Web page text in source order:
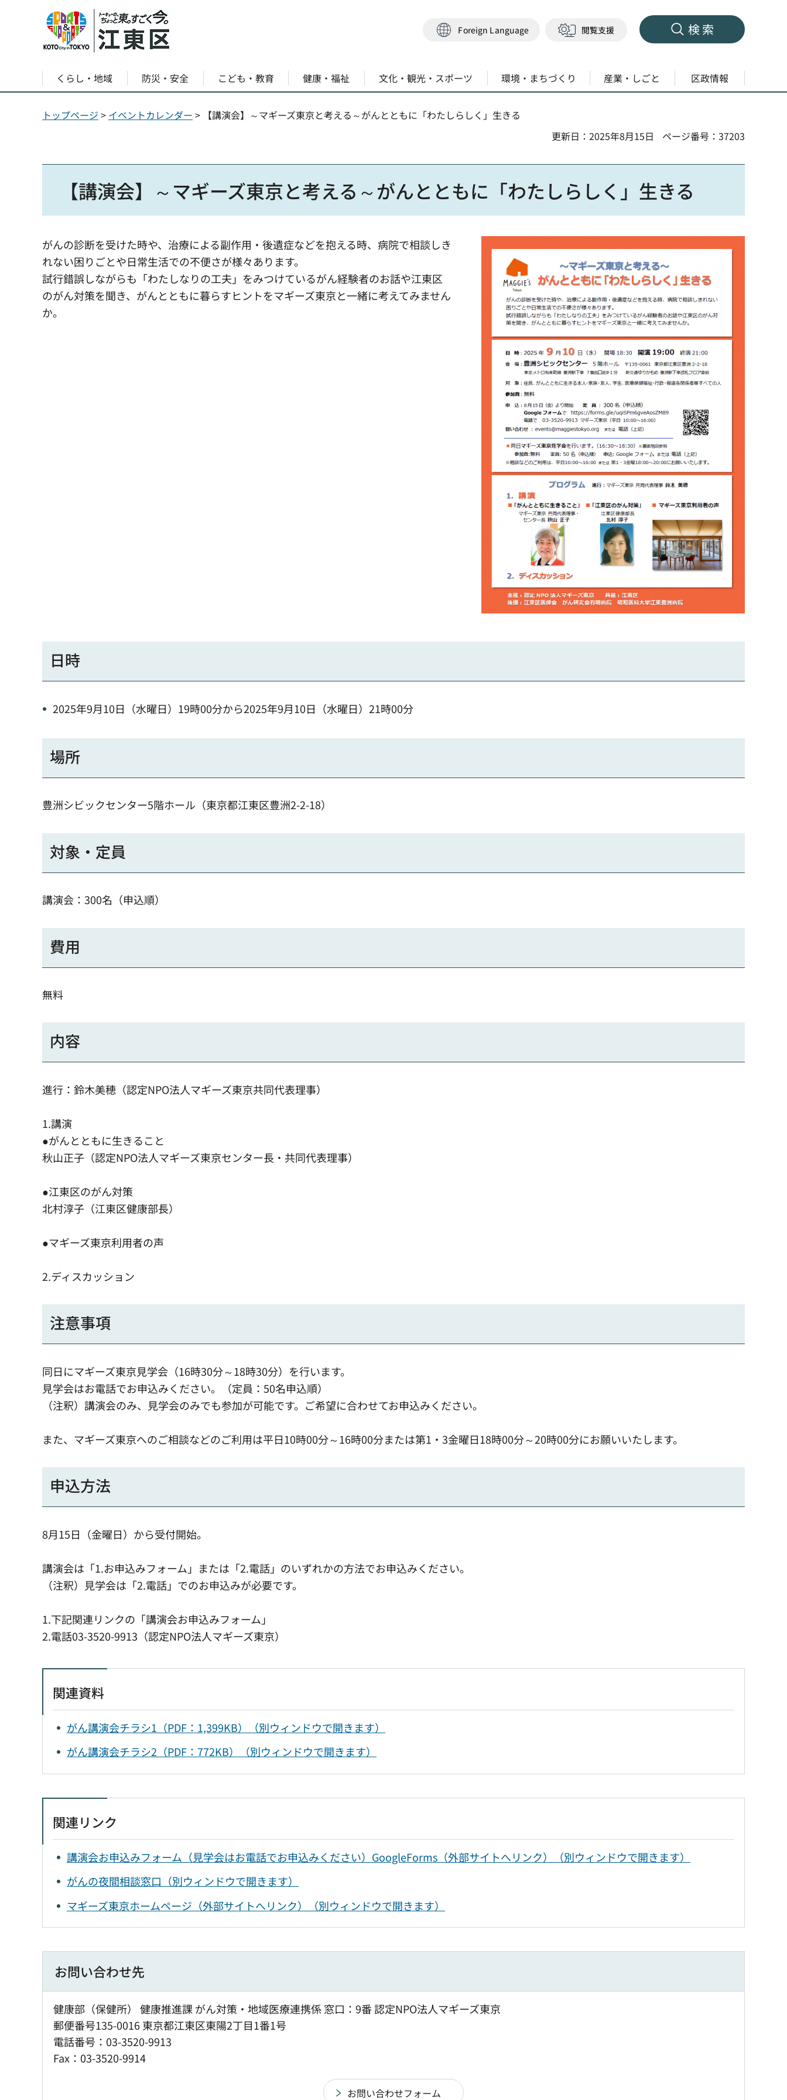
Foreign Language 閲覧支援 検索
くらし・地域 防災・安全 こども・教育 健康・福祉 文化・観光・スポーツ 環境・まちづくり 産業・しごと 区政情報
トップページ > イベントカレンダー > 【講演会】～マギーズ東京と考える～がんとともに「わたしらしく」生きる
更新日：2025年8月15日
ページ番号：37203
【講演会】～マギーズ東京と考える～がんとともに「わたしらしく」生きる
がんの診断を受けた時や、治療による副作用・後遺症などを抱える時、病院で相談しき
れない困りごとや日常生活での不便さが様々あります。
試行錯誤しながらも「わたしなりの工夫」をみつけているがん経験者のお話や江東区
のがん対策を聞き、がんとともに暮らすヒントをマギーズ東京と一緒に考えてみません
か。
日時
2025年9月10日（水曜日）19時00分から2025年9月10日（水曜日）21時00分
場所
豊洲シビックセンター5階ホール（東京都江東区豊洲2-2-18）
対象・定員
講演会：300名（申込順）
費用
無料
内容
進行：鈴木美穂（認定NPO法人マギーズ東京共同代表理事）
1.講演
●がんとともに生きること
秋山正子（認定NPO法人マギーズ東京センター長・共同代表理事）
●江東区のがん対策
北村淳子（江東区健康部長）
●マギーズ東京利用者の声
2.ディスカッション
注意事項
同日にマギーズ東京見学会（16時30分～18時30分）を行います。
見学会はお電話でお申込みください。（定員：50名申込順）
（注釈）講演会のみ、見学会のみでも参加が可能です。ご希望に合わせてお申込みください。
また、マギーズ東京へのご相談などのご利用は平日10時00分～16時00分または第1・3金曜日18時00分～20時00分にお願いいたします。
申込方法
8月15日（金曜日）から受付開始。
講演会は「1.お申込みフォーム」または「2.電話」のいずれかの方法でお申込みください。
（注釈）見学会は「2.電話」でのお申込みが必要です。
1.下記関連リンクの「講演会お申込みフォーム」
2.電話03-3520-9913（認定NPO法人マギーズ東京）
関連資料
がん講演会チラシ1（PDF：1,399KB）（別ウィンドウで開きます）
がん講演会チラシ2（PDF：772KB）（別ウィンドウで開きます）
関連リンク
講演会お申込みフォーム（見学会はお電話でお申込みください）GoogleForms（外部サイトへリンク）（別ウィンドウで開きます）
がんの夜間相談窓口（別ウィンドウで開きます）
マギーズ東京ホームページ（外部サイトへリンク）（別ウィンドウで開きます）
お問い合わせ先
健康部（保健所） 健康推進課 がん対策・地域医療連携係 窓口：9番 認定NPO法人マギーズ東京
郵便番号135-0016 東京都江東区東陽2丁目1番1号
電話番号：03-3520-9913
Fax：03-3520-9914